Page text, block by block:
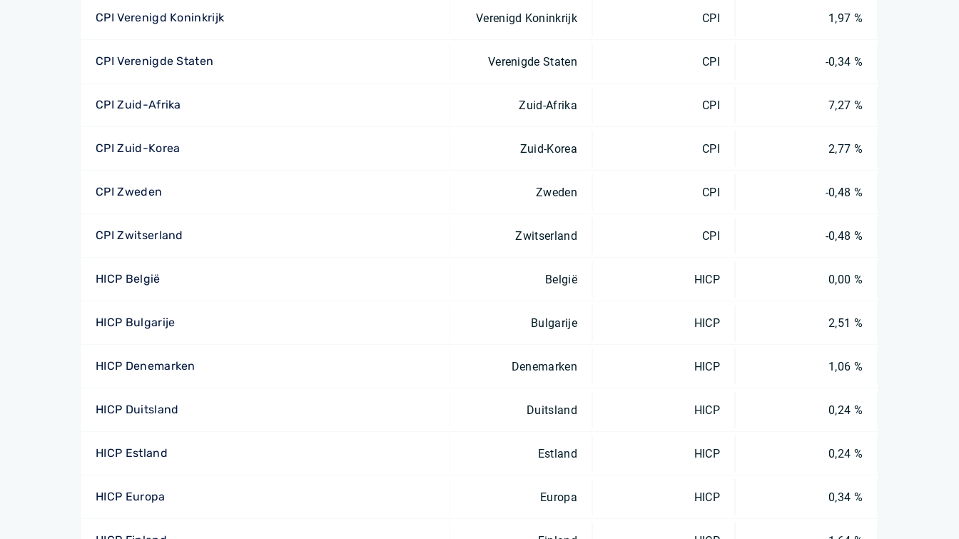
CPI Verenigd Koninkrijk Verenigd Koninkrijk CPI 1,97 %
CPI Verenigde Staten Verenigde Staten CPI -0,34 %
CPI Zuid-Afrika Zuid-Afrika CPI 7,27 %
CPI Zuid-Korea Zuid-Korea CPI 2,77 %
CPI Zweden Zweden CPI -0,48 %
CPI Zwitserland Zwitserland CPI -0,48 %
HICP België België HICP 0,00 %
HICP Bulgarije Bulgarije HICP 2,51 %
HICP Denemarken Denemarken HICP 1,06 %
HICP Duitsland Duitsland HICP 0,24 %
HICP Estland Estland HICP 0,24 %
HICP Europa Europa HICP 0,34 %